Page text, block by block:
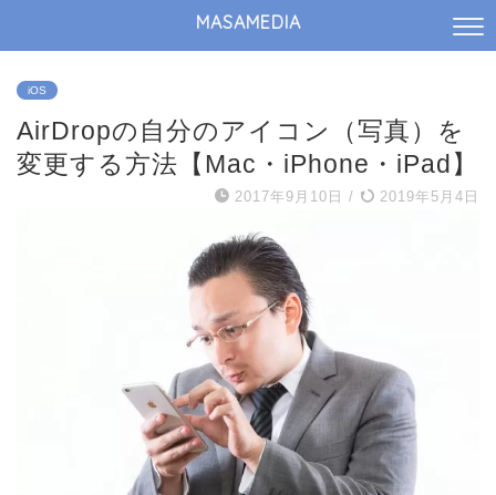
MASAMEDIA
iOS
AirDropの自分のアイコン（写真）を
変更する方法【Mac・iPhone・iPad】
2017年9月10日 / 2019年5月4日